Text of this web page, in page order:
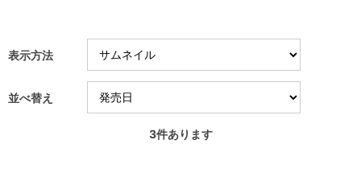
表示方法
並べ替え
3件あります